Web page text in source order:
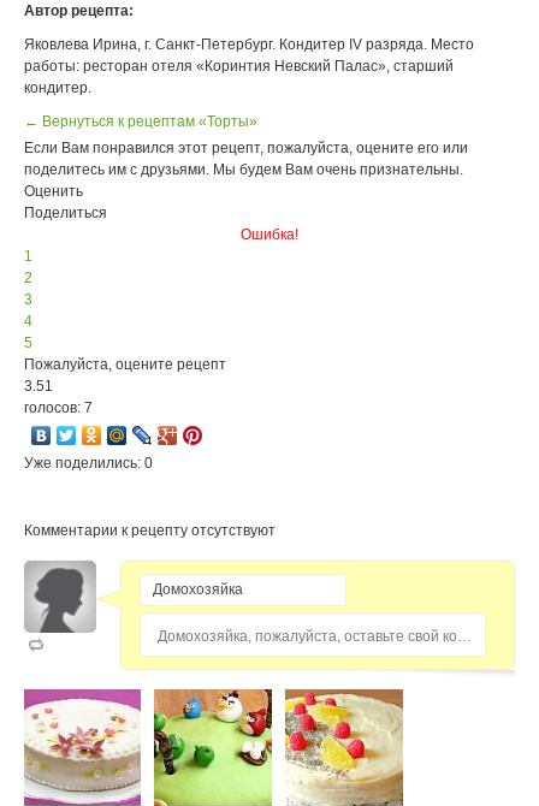
Автор рецепта:
Яковлева Ирина, г. Санкт-Петербург. Кондитер IV разряда. Место
работы: ресторан отеля «Коринтия Невский Палас», старший
кондитер.
← Вернуться к рецептам «Торты»
Если Вам понравился этот рецепт, пожалуйста, оцените его или
поделитесь им с друзьями. Мы будем Вам очень признательны.
Оценить
Поделиться
Ошибка!
1
2
3
4
5
Пожалуйста, оцените рецепт
3.51
голосов: 7
Уже поделились: 0
Комментарии к рецепту отсутствуют